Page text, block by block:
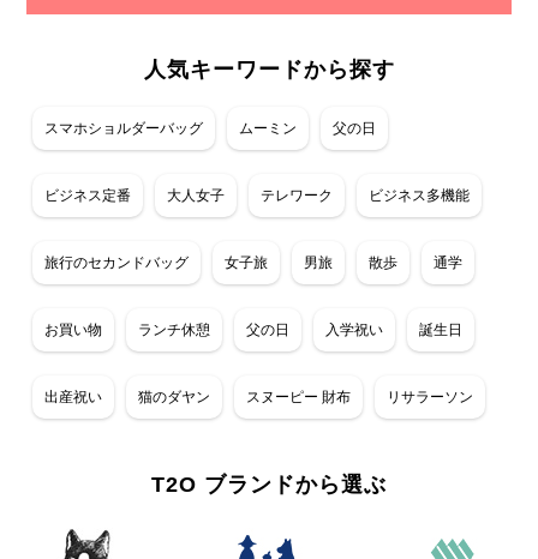
人気キーワードから探す
スマホショルダーバッグ ムーミン 父の日
ビジネス定番 大人女子 テレワーク ビジネス多機能
旅行のセカンドバッグ 女子旅 男旅 散歩 通学
お買い物 ランチ休憩 父の日 入学祝い 誕生日
出産祝い 猫のダヤン スヌーピー 財布 リサラーソン
T2O ブランドから選ぶ